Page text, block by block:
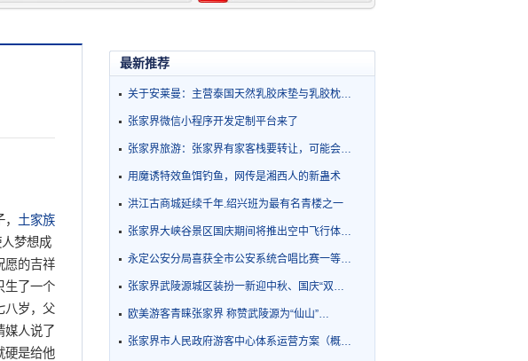
土家族
梦想成
愿的吉祥
生了一个
八岁，父
媒人说了
硬是给他
最新推荐
关于安莱曼：主营泰国天然乳胶床垫与乳胶枕…
张家界微信小程序开发定制平台来了
张家界旅游：张家界有家客栈要转让，可能会…
用魔诱特效鱼饵钓鱼，网传是湘西人的新蛊术
洪江古商城延续千年.绍兴班为最有名青楼之一
张家界大峡谷景区国庆期间将推出空中飞行体…
永定公安分局喜获全市公安系统合唱比赛一等…
张家界武陵源城区装扮一新迎中秋、国庆“双…
欧美游客青睐张家界 称赞武陵源为“仙山”…
张家界市人民政府游客中心体系运营方案（概…